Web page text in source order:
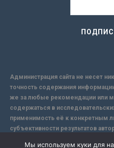
Администрация сайта не несет
точность содержания
же за любые рекомендации или
содержаться в
применимость её к конкретным
субъективности результатов
Мы используем куки для